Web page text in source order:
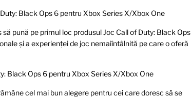
Black Ops 6 pentru Xbox Series X/Xbox One
pună pe primul loc produsul Joc Call of Duty: Black Ops
și a experienței de joc nemaiîntâlnită pe care o oferă
Black Ops 6 pentru Xbox Series X/Xbox One
cel mai bun alegere pentru cei care doresc să se